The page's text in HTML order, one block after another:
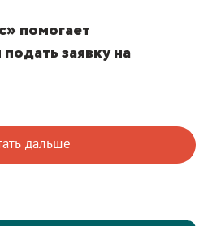
помогает
заявку на
дальше